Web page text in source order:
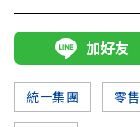
加好友
統一集團 零售